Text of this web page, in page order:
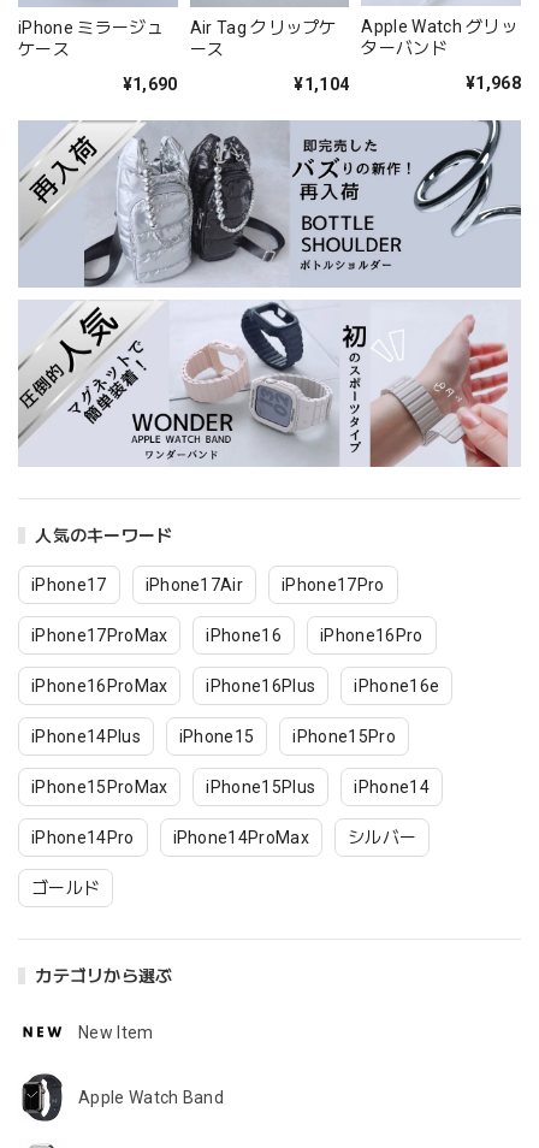
人気のキーワード
iPhone17 iPhone17Air iPhone17Pro
iPhone17ProMax iPhone16 iPhone16Pro
iPhone16ProMax iPhone16Plus iPhone16e
iPhone14Plus iPhone15 iPhone15Pro
iPhone15ProMax iPhone15Plus iPhone14
iPhone14Pro iPhone14ProMax シルバー
ゴールド
カテゴリから選ぶ
New Item
Apple Watch Band
iPhone ミラージュ
ケース
¥1,690
Air Tag クリップケ
ース
¥1,104
Apple Watch グリッ
ターバンド
¥1,968